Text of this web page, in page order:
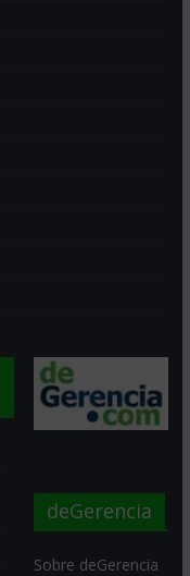
deGerencia
Sobre deGerencia